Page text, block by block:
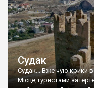
Судак
Судак... Вже чую крики
Місце,туристами